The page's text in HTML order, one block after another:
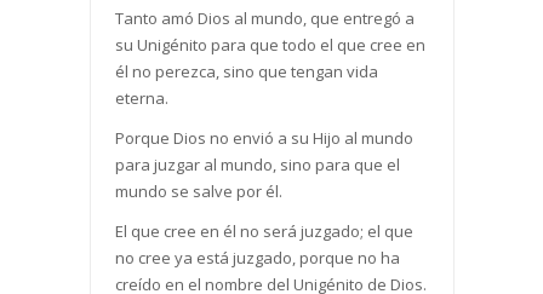
Tanto amó Dios al mundo, que entregó a
su Unigénito para que todo el que cree en
él no perezca, sino que tengan vida
eterna.
Porque Dios no envió a su Hijo al mundo
para juzgar al mundo, sino para que el
mundo se salve por él.
El que cree en él no será juzgado; el que
no cree ya está juzgado, porque no ha
creído en el nombre del Unigénito de Dios.